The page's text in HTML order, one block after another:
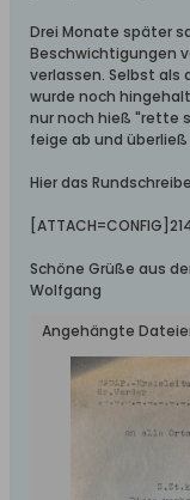
Drei Monate später
Beschwichtigungen
verlassen. Selbst
wurde noch
nur noch hieß "rette
feige ab und überließ
Hier das
Schöne Grüße aus
Wolfgang
Angehängte